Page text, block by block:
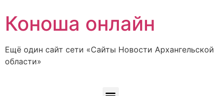
Коноша онлайн
Ещё один сайт сети «Сайты Новости Архангельской
области»